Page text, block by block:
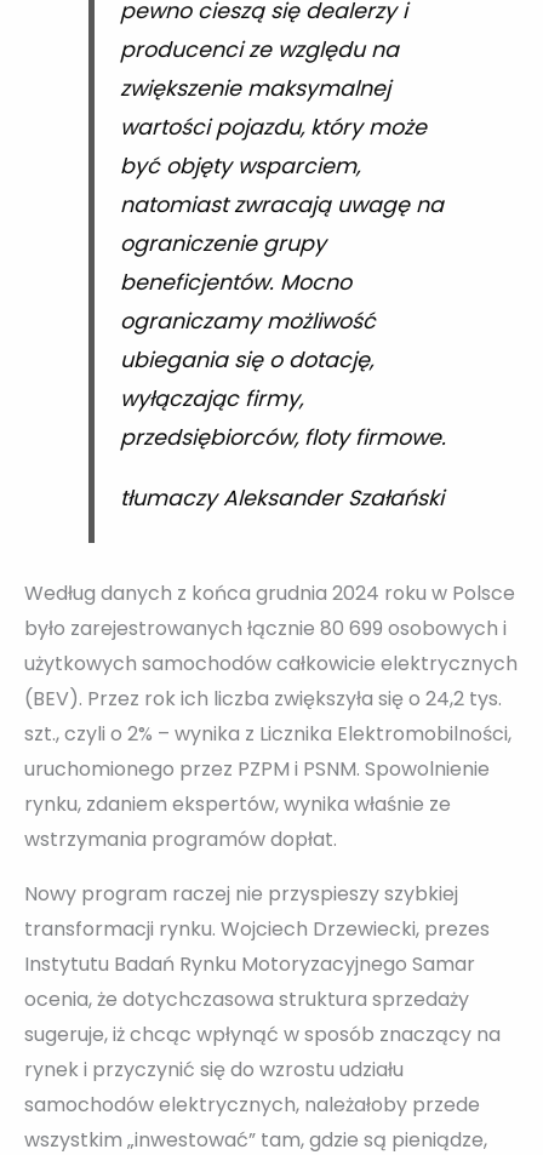
pewno cieszą się dealerzy i
producenci ze względu na
zwiększenie maksymalnej
wartości pojazdu, który może
być objęty wsparciem,
natomiast zwracają uwagę na
ograniczenie grupy
beneficjentów. Mocno
ograniczamy możliwość
ubiegania się o dotację,
wyłączając firmy,
przedsiębiorców, floty firmowe.
tłumaczy Aleksander Szałański
Według danych z końca grudnia 2024 roku w Polsce
było zarejestrowanych łącznie 80 699 osobowych i
użytkowych samochodów całkowicie elektrycznych
(BEV). Przez rok ich liczba zwiększyła się o 24,2 tys.
szt., czyli o 2% – wynika z Licznika Elektromobilności,
uruchomionego przez PZPM i PSNM. Spowolnienie
rynku, zdaniem ekspertów, wynika właśnie ze
wstrzymania programów dopłat.
Nowy program raczej nie przyspieszy szybkiej
transformacji rynku. Wojciech Drzewiecki, prezes
Instytutu Badań Rynku Motoryzacyjnego Samar
ocenia, że dotychczasowa struktura sprzedaży
sugeruje, iż chcąc wpłynąć w sposób znaczący na
rynek i przyczynić się do wzrostu udziału
samochodów elektrycznych, należałoby przede
wszystkim „inwestować” tam, gdzie są pieniądze,